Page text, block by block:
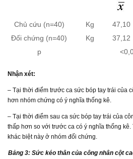
Chủ cứu (n=40) Kg 47,10
Đối chứng (n=40)
Kg 37,12
p
Nhận xét:
– Tại thời điểm trước ca sức bóp tay trái của
hơn nhóm chứng có ý nghĩa thống kê.
– Tại thời điểm sau ca sức bóp tay trái của
thấp hơn so với trước ca có ý nghĩa thống
khác biệt này ở nhóm đối chứng.
Bảng 3: Sức kéo thân của công nhân cột